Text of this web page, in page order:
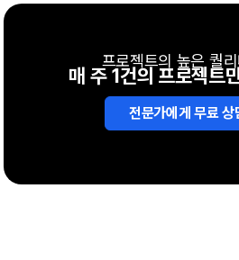
프로젝트의 높은 퀄리
매 주 1건의 프로젝트
전문가에게 무료 상